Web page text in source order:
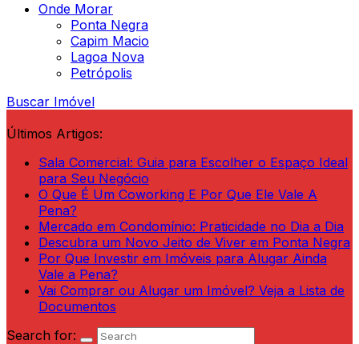
Onde Morar
Ponta Negra
Capim Macio
Lagoa Nova
Petrópolis
Buscar Imóvel
Últimos Artigos:
Sala Comercial: Guia para Escolher o Espaço Ideal
para Seu Negócio
O Que É Um Coworking E Por Que Ele Vale A
Pena?
Mercado em Condomínio: Praticidade no Dia a Dia
Descubra um Novo Jeito de Viver em Ponta Negra
Por Que Investir em Imóveis para Alugar Ainda
Vale a Pena?
Vai Comprar ou Alugar um Imóvel? Veja a Lista de
Documentos
Search for: